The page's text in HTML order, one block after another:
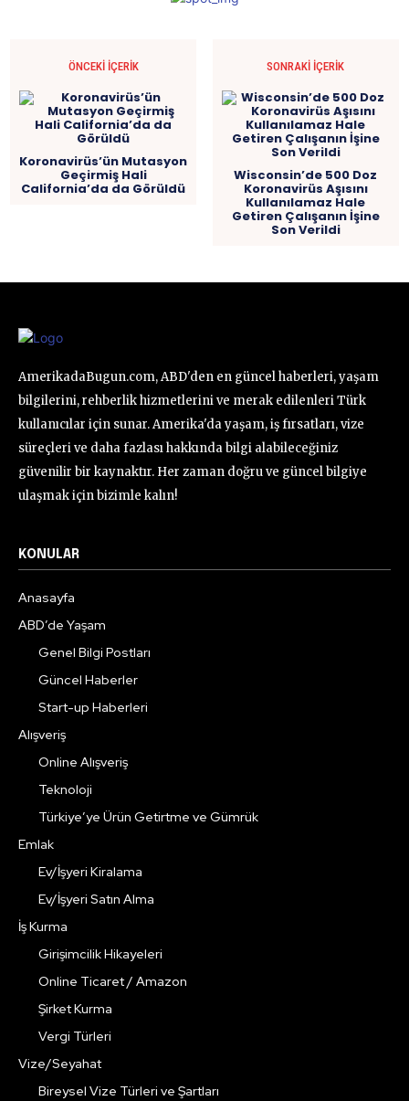
ÖNCEKI İÇERIK
Koronavirüs’ün Mutasyon
Geçirmiş Hali
California’da da Görüldü
SONRAKI İÇERIK
Wisconsin’de 500 Doz
Koronavirüs Aşısını
Kullanılamaz Hale
Getiren Çalışanın İşine
Son Verildi
AmerikadaBugun.com, ABD'den en güncel haberleri, yaşam
bilgilerini, rehberlik hizmetlerini ve merak edilenleri Türk
kullanıcılar için sunar. Amerika'da yaşam, iş fırsatları, vize
süreçleri ve daha fazlası hakkında bilgi alabileceğiniz
güvenilir bir kaynaktır. Her zaman doğru ve güncel bilgiye
ulaşmak için bizimle kalın!
KONULAR
Anasayfa
ABD’de Yaşam
Genel Bilgi Postları
Güncel Haberler
Start-up Haberleri
Alışveriş
Online Alışveriş
Teknoloji
Türkiye’ye Ürün Getirtme ve Gümrük
Emlak
Ev/İşyeri Kiralama
Ev/İşyeri Satın Alma
İş Kurma
Girişimcilik Hikayeleri
Online Ticaret / Amazon
Şirket Kurma
Vergi Türleri
Vize/Seyahat
Bireysel Vize Türleri ve Şartları